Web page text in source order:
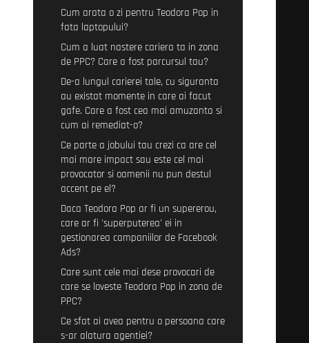
Cum arata o zi pentru Teodora Pop in
fata laptopului?
Cum a luat nastere cariera ta in zona
de PPC? Care a fost parcursul tau?
De-a lungul carierei tale, cu siguranta
au existat momente in care ai facut
gafe. Care a fost cea mai amuzanta si
cum ai remediat-o?
Ce parte a jobului tau crezi ca are cel
mai mare impact sau este cel mai
provocator si oamenii nu pun destul
accent pe el?
Daca Teodora Pop ar fi un supererou,
care ar fi 'superputerea' ei in
gestionarea campaniilor de Facebook
Ads?
Care sunt cele mai dese provocari de
care se loveste Teodora Pop in zona de
PPC?
Ce sfat ai avea pentru o persoana care
s-ar alatura agentiei?